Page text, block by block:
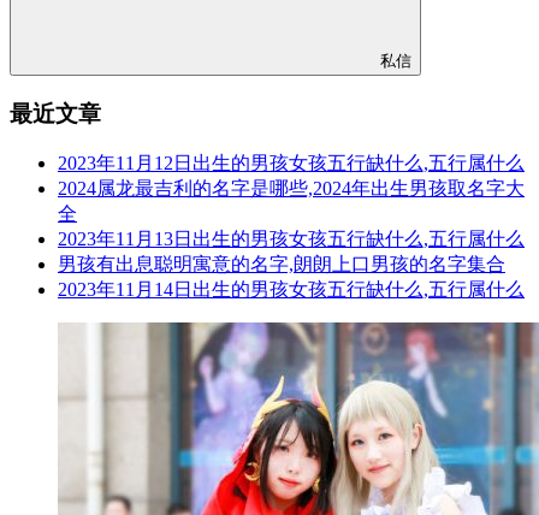
私信
最近文章
2023年11月12日出生的男孩女孩五行缺什么,五行属什么
2024属龙最吉利的名字是哪些,2024年出生男孩取名字大
全
2023年11月13日出生的男孩女孩五行缺什么,五行属什么
男孩有出息聪明寓意的名字,朗朗上口男孩的名字集合
2023年11月14日出生的男孩女孩五行缺什么,五行属什么